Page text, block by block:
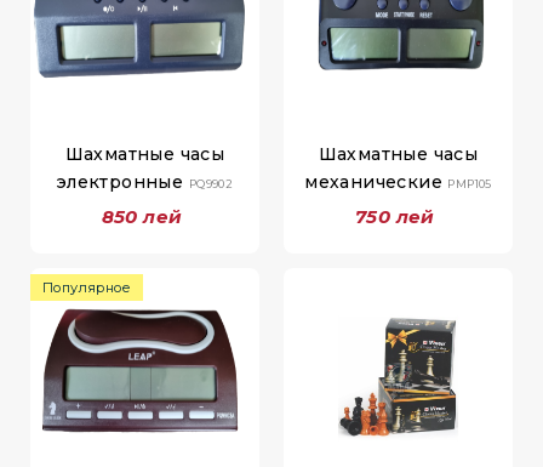
Шахматные часы
электронные
PQ9902
850 лей
Шахматные часы
механические PMP105
750 лей
Популярное